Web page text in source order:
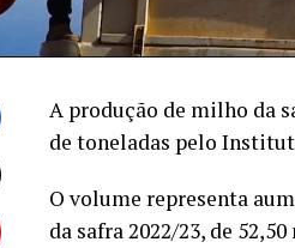
A produção de milho da
de toneladas pelo
O volume representa
da safra 2022/23, de